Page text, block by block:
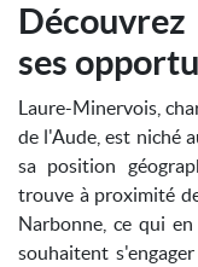
ses
Laure-Minervois,
de l'Aude, est niché
sa position
trouve à proximité
Narbonne, ce qui
souhaitent